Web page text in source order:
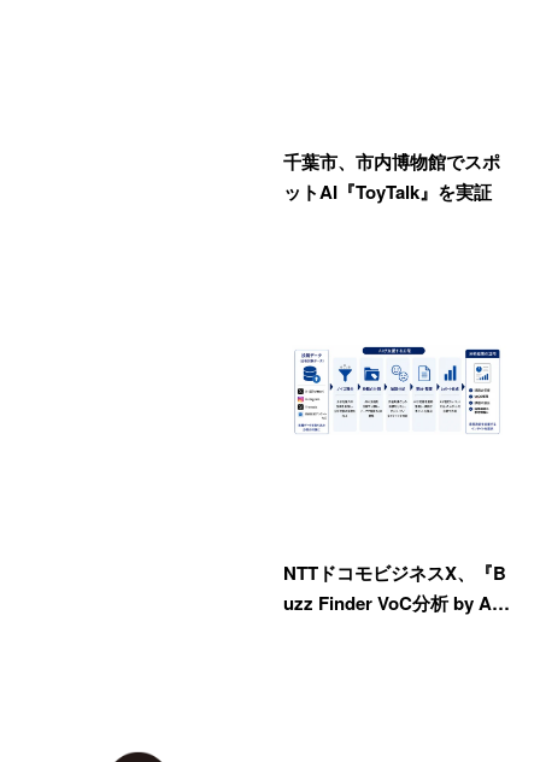
千葉市、市内博物館でスポ
ットAI『ToyTalk』を実証
NTTドコモビジネスX、『B
uzz Finder VoC分析 by A…